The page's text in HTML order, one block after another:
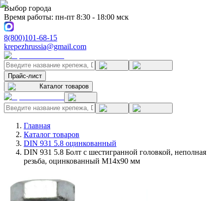
Выбор города
Время работы: пн-пт 8:30 - 18:00 мск
8(800)101-68-15
krepezhrussia@gmail.com
Прайс-лист
Каталог товаров
Главная
Каталог товаров
DIN 931 5.8 оцинкованный
DIN 931 5.8 Болт с шестигранной головкой, неполная
резьба, оцинкованный M14x90 мм